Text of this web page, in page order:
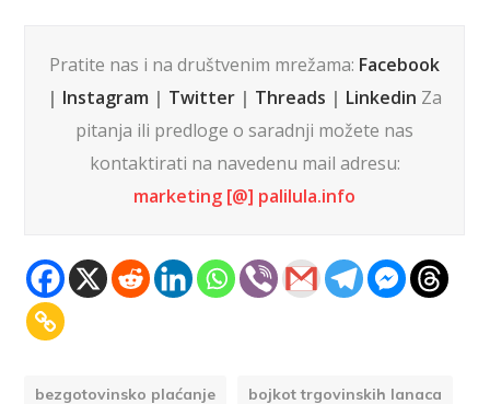
Pratite nas i na društvenim mrežama: Facebook
| Instagram | Twitter | Threads | Linkedin Za
pitanja ili predloge o saradnji možete nas
kontaktirati na navedenu mail adresu:
marketing [@] palilula.info
bezgotovinsko plaćanje bojkot trgovinskih lanaca